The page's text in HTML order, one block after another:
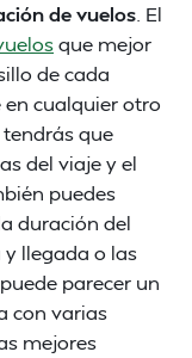
de vuelos . El
que mejor
de cada
en cualquier otro
que
del viaje y el
puedes
duración del
y llegada o las
parecer un
con varias
mejores